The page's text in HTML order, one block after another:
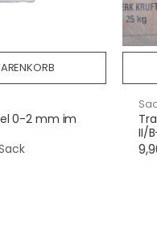
0-2 mm im
II/